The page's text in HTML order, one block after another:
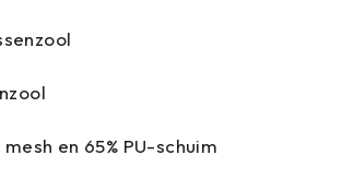
en 65% PU-schuim